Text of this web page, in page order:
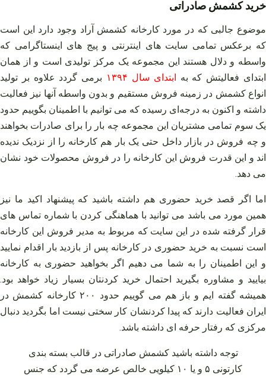
خرید کشمش صادراتی
موضوع جالبی که در مورد کارخانه کشمش آراد وجود دارد این است
که برعکس تمامی سایت‌ های اینترنتی و پیج‌ های اینستاگرامی که
واسطه و دلال هستند این مجموعه یک مرکز تولیدی است و از همان
ابتدای فعالیتش که به ابتدای سال ۱۳۹۴
برمی‌ گردد علاوه بر تولید
انواع کشمش در زمینه فروش مستقیم و بدون واسطه آنها نیز فعالیت
داشته و اکنون به درجه‌ای رسیده که می‌ توانیم با اطمینان بگوییم حدود
یک سوم تمامی مشتریان این مجموعه چه بار را برای صادرات بخواهند
و چه فروش در بازار داخل حتی یک بار هم کارخانه را از نزدیک ندیده
اند و این قدرت فروش این کارخانه را در فروش محصولات خود نشان
می‌ دهد.
اما اگر قصد خرید حضوری هم داشته باشید که پیشنهاد اکید ما نیز
همین مورد می‌ باشد می‌ توانید با هماهنگی کردن با شماره تماس‌ های
قرار گرفته شده در این سایت که مربوط به مدیر فروش این کارخانه
است نسبت به خرید حضوری در کارخانه پس از بازدید بار اقدام نمایید
و این اطمینان را به شما می‌ دهیم اگر بخواهید حضوری به کارخانه
بیایید و مشاوره بگیرید احتمال خرید کردنتان بسیار زیاد خواهد بود.
همیشه گفته‌ ایم و باز هم می‌ گوییم حدود ۲۰۰ کارخانه کشمش در
ایران فعالیت دارند که پیدا کردنشان کار سختی نیست اما بگردید دنبال
مرکزی که رفتار حرفه‌ ای داشته باشد.
توجه داشته باشید کشمش صادراتی در قالب بسته‌ بندی
کارتونی ۵ و یا ۱۰ کیلویی خالص عرضه می‌ گردد که جنس